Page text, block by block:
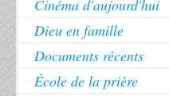
Cinéma d'aujourd'hui
Dieu en famille
Documents récents
École de la prière